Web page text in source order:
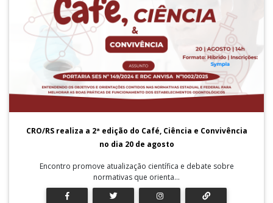
CRO/RS realiza a 2ª edição do Café, Ciência e Convivência
no dia 20 de agosto
Encontro promove atualização científica e debate sobre
normativas que orienta...